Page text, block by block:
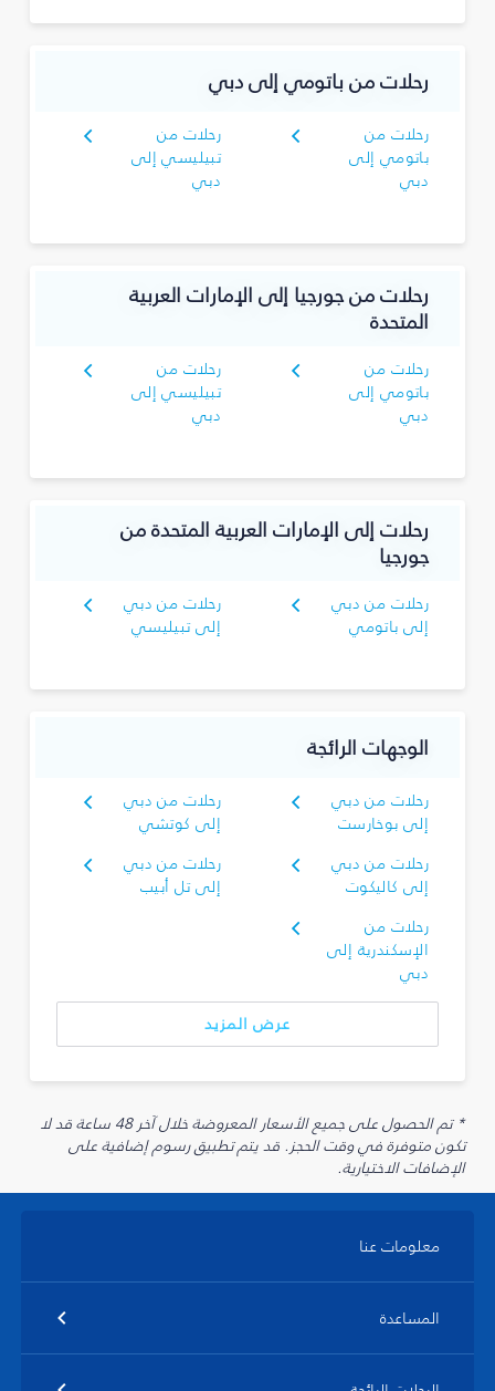
رحلات من باتومي إلى دبي
رحلات من
باتومي إلى
دبي
رحلات من
تبيليسي إلى
دبي
رحلات من جورجيا إلى الإمارات العربية
المتحدة
رحلات من
باتومي إلى
دبي
رحلات من
تبيليسي إلى
دبي
رحلات إلى الإمارات العربية المتحدة من
جورجيا
رحلات من دبي
إلى باتومي
رحلات من دبي
إلى تبيليسي
الوجهات الرائجة
رحلات من دبي
إلى بوخارست
رحلات من دبي
إلى كوتشي
رحلات من دبي
إلى كاليكوت
رحلات من دبي
إلى تل أبيب
رحلات من
الإسكندرية إلى
دبي
عرض المزيد
* تم الحصول على جميع الأسعار المعروضة خلال آخر 48 ساعة قد لا
تكون متوفرة في وقت الحجز. قد يتم تطبيق رسوم إضافية على
الإضافات الاختيارية.
معلومات عنا
المساعدة